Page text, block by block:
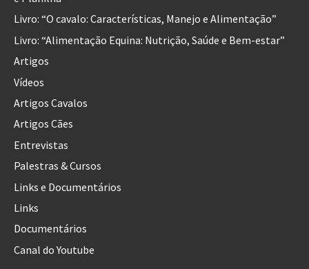
Livro: “O cavalo: Características, Manejo e Alimentação”
Livro: “Alimentação Equina: Nutrição, Saúde e Bem-estar”
Artigos
Vídeos
Artigos Cavalos
Artigos Cães
Entrevistas
Palestras & Cursos
Links e Documentários
Links
Documentários
Canal do Youtube